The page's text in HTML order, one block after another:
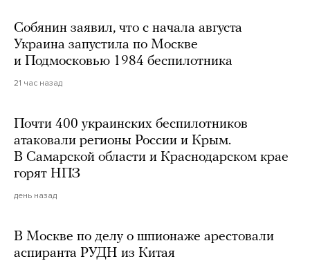
Собянин заявил, что с начала августа
Украина запустила по Москве
и Подмосковью 1984 беспилотника
21 час назад
Почти 400 украинских беспилотников
атаковали регионы России и Крым.
В Самарской области и Краснодарском крае
горят НПЗ
день назад
В Москве по делу о шпионаже арестовали
аспиранта РУДН из Китая